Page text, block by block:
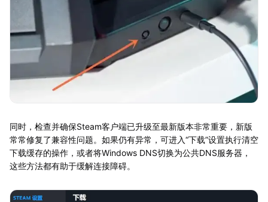
同时，检查并确保Steam客户端已升级至最新版本非常重要，新版
常常修复了兼容性问题。如果仍有异常，可进入“下载”设置执行清空
下载缓存的操作，或者将Windows DNS切换为公共DNS服务器，
这些方法都有助于缓解连接障碍。